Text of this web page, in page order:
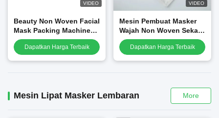
VIDEO
Beauty Non Woven Facial
Mask Packing Machine
20mm Silk 60bags / Min
Dapatkan Harga Terbaik
VIDEO
Mesin Pembuat Masker
Wajah Non Woven Sekali
Pakai 200mm Sutra 0,25
M3 / Min
Dapatkan Harga Terbaik
Mesin Lipat Masker Lembaran More